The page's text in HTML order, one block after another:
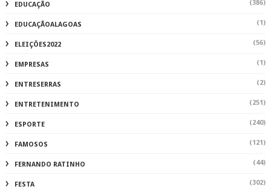
EDUCAÇÃO (386)
EDUCAÇÃOALAGOAS (1)
ELEIÇÕES2022 (56)
EMPRESAS (1)
ENTRESERRAS (2)
ENTRETENIMENTO (251)
ESPORTE (240)
FAMOSOS (121)
FERNANDO RATINHO (44)
FESTA (302)